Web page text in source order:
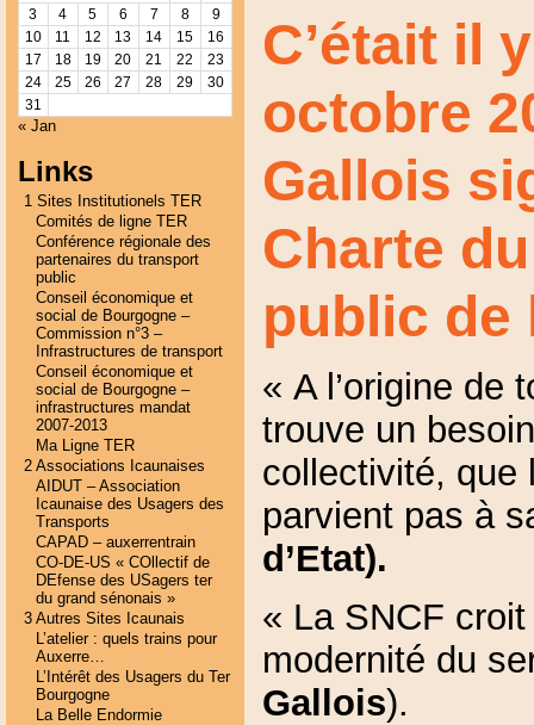
3
4 5 6 7 8
9
10
11 12 13 14 15
16
17
18 19 20 21 22
23
24
25 26 27 28 29
30
31
« Jan
Links
1 Sites Institutionels TER
Comités de ligne TER
Conférence régionale des
partenaires du transport
public
Conseil économique et
social de Bourgogne –
Commission n°3 –
Infrastructures de transport
Conseil économique et
social de Bourgogne –
infrastructures mandat
2007-2013
Ma Ligne TER
2 Associations Icaunaises
AIDUT – Association
Icaunaise des Usagers des
Transports
CAPAD – auxerrentrain
CO-DE-US « COllectif de
DEfense des USagers ter
du grand sénonais »
3 Autres Sites Icaunais
L’atelier : quels trains pour
Auxerre…
L’Intérêt des Usagers du Ter
Bourgogne
La Belle Endormie
C’était il
octobre
Gallois
Charte
public de
« A l’origine de
trouve un
collectivité, que
parvient pas à
d’Etat).
« La SNCF
modernité du
Gallois).